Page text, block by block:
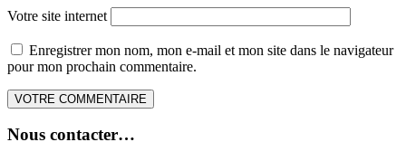
Votre site internet
Enregistrer mon nom, mon e-mail et mon site dans le navigateur
pour mon prochain commentaire.
Nous contacter…